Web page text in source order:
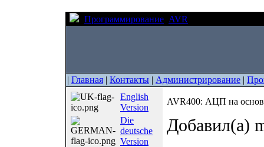
Программирование AVR
| Главная | Контакты | Администрирование |
English
Version
Die
deutsche
Version
AVR400: АЦП на
Добавил(а)